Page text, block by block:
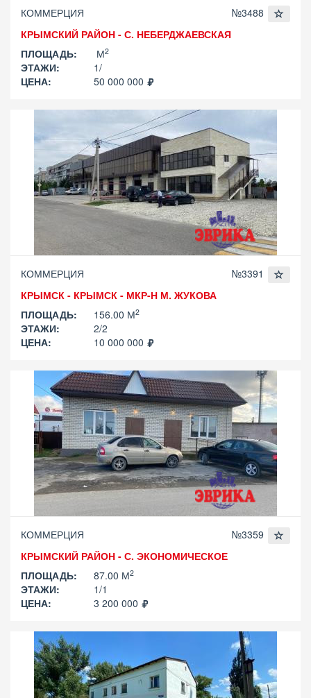
КОММЕРЦИЯ
№3488
КРЫМСКИЙ РАЙОН - С. НЕБЕРДЖАЕВСКАЯ
ПЛОЩАДЬ:
М2
ЭТАЖИ:
1/
ЦЕНА:
50 000 000
КОММЕРЦИЯ
№3391
КРЫМСК - КРЫМСК - МКР-Н М. ЖУКОВА
ПЛОЩАДЬ:
156.00 М2
ЭТАЖИ:
2/2
ЦЕНА:
10 000 000
КОММЕРЦИЯ
№3359
КРЫМСКИЙ РАЙОН - С. ЭКОНОМИЧЕСКОЕ
ПЛОЩАДЬ:
87.00 М2
ЭТАЖИ:
1/1
ЦЕНА:
3 200 000